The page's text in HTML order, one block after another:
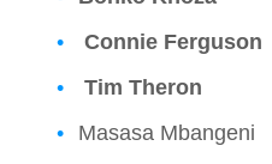
Connie Ferguson
Tim Theron
Masasa Mbangeni